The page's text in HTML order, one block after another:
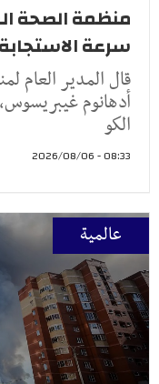
منظمة الصحة
سرعة الاستجابة
قال المدير العام
أدهانوم
الكو
08:33 - 2026/08/06
عالمية